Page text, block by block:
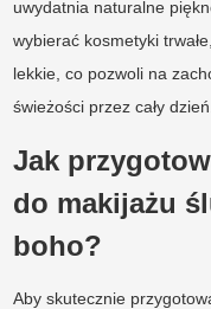
uwydatnia naturalne
wybierać kosmetyki
lekkie, co pozwoli na
świeżości przez cały dzień.
Jak
do makijażu
boho?
Aby skutecznie